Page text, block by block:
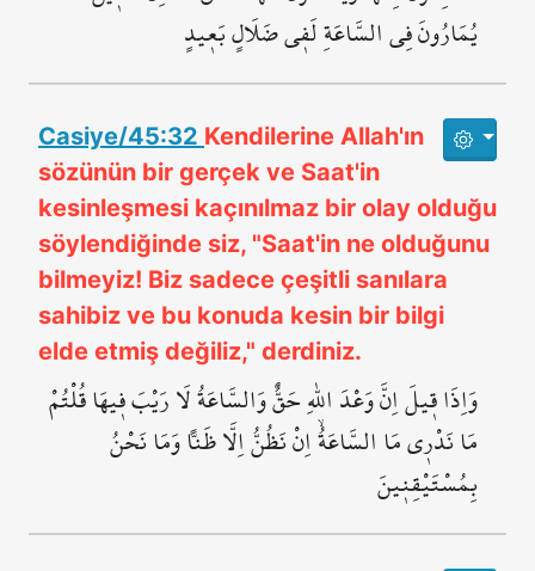
يُمَارُونَ فِي السَّاعَةِ لَف۪ي ضَلَالٍ بَع۪يدٍ
Casiye/45:32 Kendilerine Allah'ın
sözünün bir gerçek ve Saat'in
kesinleşmesi kaçınılmaz bir olay olduğu
söylendiğinde siz, "Saat'in ne olduğunu
bilmeyiz! Biz sadece çeşitli sanılara
sahibiz ve bu konuda kesin bir bilgi
elde etmiş değiliz," derdiniz.
وَاِذَا ق۪يلَ اِنَّ وَعْدَ اللّٰهِ حَقٌّ وَالسَّاعَةُ لَا رَيْبَ ف۪يهَا قُلْتُمْ
مَا نَدْر۪ي مَا السَّاعَةُۙ اِنْ نَظُنُّ اِلَّا ظَناًّ وَمَا نَحْنُ
بِمُسْتَيْقِن۪ينَ